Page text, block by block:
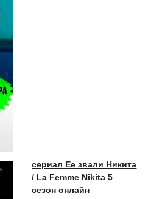
сериал Ее звали Никита
/ La Femme Nikita 5
сезон онлайн